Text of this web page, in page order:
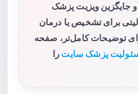
جایگزین ویزیت پزشک
برای تشخیص یا درمان
توضیحات کامل‌تر، صفحه
پزشک سایت را